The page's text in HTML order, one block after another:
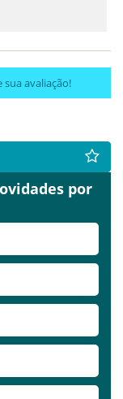
avaliação!
por